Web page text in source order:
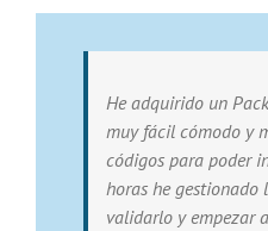
He adquirido un
muy fácil cómodo y
códigos para poder
horas he gestionado
validarlo y empezar